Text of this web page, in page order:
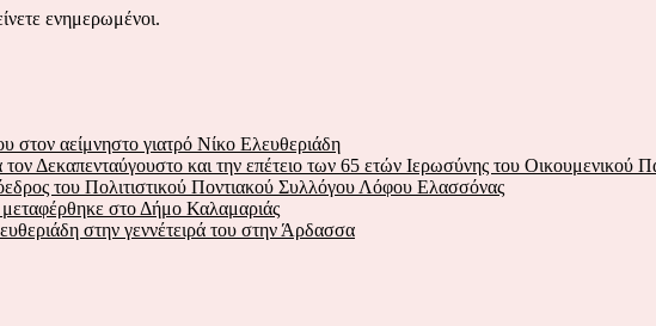
ενημερωμένοι.
στον αείμνηστο γιατρό Νίκο Ελευθεριάδη
Δεκαπενταύγουστο και την επέτειο των 65 ετών Ιερωσύνης του Οικουμενικού
του Πολιτιστικού Ποντιακού Συλλόγου Λόφου Ελασσόνας
στο Δήμο Καλαμαριάς
στην γεννέτειρά του στην Άρδασσα